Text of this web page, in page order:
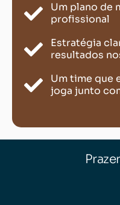
Um plano de
profissional
Estratégia
resultados
Um time que
joga junto